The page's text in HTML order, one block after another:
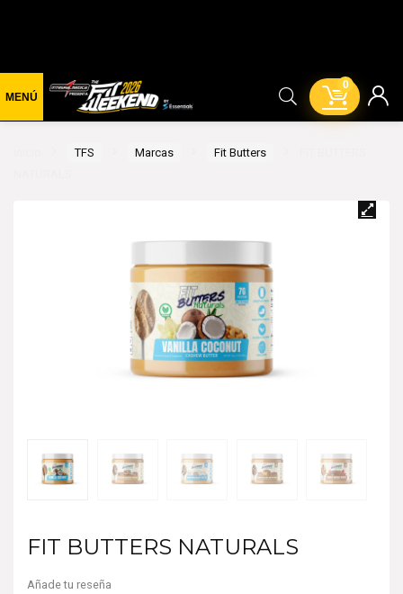
0
TFS Marcas Fit Butters
FIT BUTTERS NATURALS
Añade tu reseña